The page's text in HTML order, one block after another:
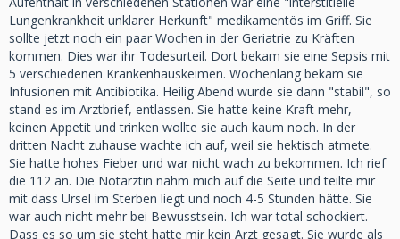
Lungenkrankheit unklarer Herkunft" medikamentös im Griff. Sie
sollte jetzt noch ein paar Wochen in der Geriatrie zu Kräften
kommen. Dies war ihr Todesurteil. Dort bekam sie eine Sepsis mit
5 verschiedenen Krankenhauskeimen. Wochenlang bekam sie
Infusionen mit Antibiotika. Heilig Abend wurde sie dann "stabil", so
stand es im Arztbrief, entlassen. Sie hatte keine Kraft mehr,
keinen Appetit und trinken wollte sie auch kaum noch. In der
dritten Nacht zuhause wachte ich auf, weil sie hektisch atmete.
Sie hatte hohes Fieber und war nicht wach zu bekommen. Ich rief
die 112 an. Die Notärztin nahm mich auf die Seite und teilte mir
mit dass Ursel im Sterben liegt und noch 4-5 Stunden hätte. Sie
war auch nicht mehr bei Bewusstsein. Ich war total schockiert.
Dass es so um sie steht hatte mir kein Arzt gesagt. Sie wurde als